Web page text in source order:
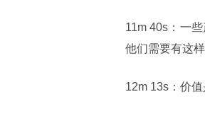
11m 40s：一
他们需要有这
12m 13s：价